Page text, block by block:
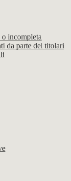
o incompleta
da parte dei titolari